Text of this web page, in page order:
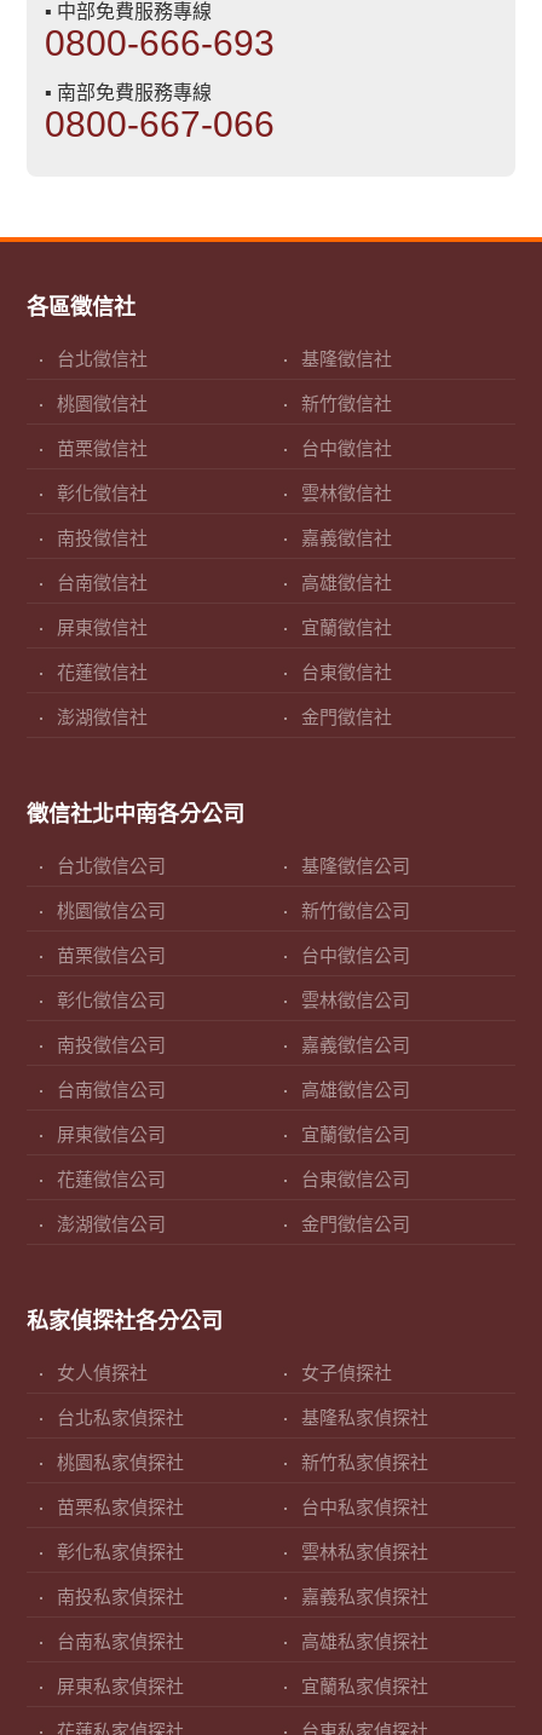
▪ 中部免費服務專線
0800-666-693
▪ 南部免費服務專線
0800-667-066
各區徵信社
台北徵信社 基隆徵信社
桃園徵信社 新竹徵信社
苗栗徵信社 台中徵信社
彰化徵信社 雲林徵信社
南投徵信社 嘉義徵信社
台南徵信社 高雄徵信社
屏東徵信社 宜蘭徵信社
花蓮徵信社 台東徵信社
澎湖徵信社 金門徵信社
徵信社北中南各分公司
台北徵信公司 基隆徵信公司
桃園徵信公司 新竹徵信公司
苗栗徵信公司 台中徵信公司
彰化徵信公司 雲林徵信公司
南投徵信公司 嘉義徵信公司
台南徵信公司 高雄徵信公司
屏東徵信公司 宜蘭徵信公司
花蓮徵信公司 台東徵信公司
澎湖徵信公司 金門徵信公司
私家偵探社各分公司
女人偵探社 女子偵探社
台北私家偵探社 基隆私家偵探社
桃園私家偵探社 新竹私家偵探社
苗栗私家偵探社 台中私家偵探社
彰化私家偵探社 雲林私家偵探社
南投私家偵探社 嘉義私家偵探社
台南私家偵探社 高雄私家偵探社
屏東私家偵探社 宜蘭私家偵探社